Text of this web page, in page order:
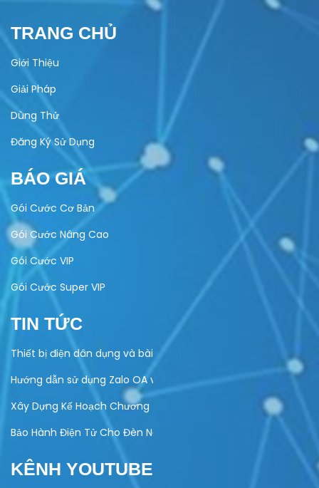
TRANG CHỦ
Giới Thiệu
Giải Pháp
Dùng Thử
Đăng Ký Sử Dụng
BÁO GIÁ
Gói Cước Cơ Bản
Gói Cước Nâng Cao
Gói Cước VIP
Gói Cước Super VIP
TIN TỨC
Thiết bị điện dân dụng và bài toán quản lý bảo hành
Hướng dẫn sử dụng Zalo OA vào hoạt động kinh doanh của
Xây Dựng Kế Hoạch Chương Trình Khuyến Mại Trực Tuyến
Bảo Hành Điện Tử Cho Đèn Năng Lượng Mặt Trời – Giải Pháp
KÊNH YOUTUBE